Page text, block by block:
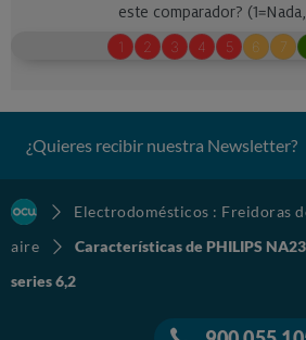
¿Quieres recibir nuestra Newsletter?
Electrodomésticos : Freidoras
aire
Características de PHILIPS
series 6,2